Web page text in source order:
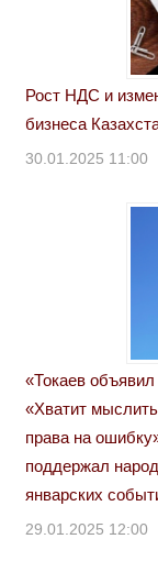
Рост НДС и
бизнеса
30.01.2025 11:00
«Токаев
«Хватит
права на
поддержал
январских
29.01.2025 12:00